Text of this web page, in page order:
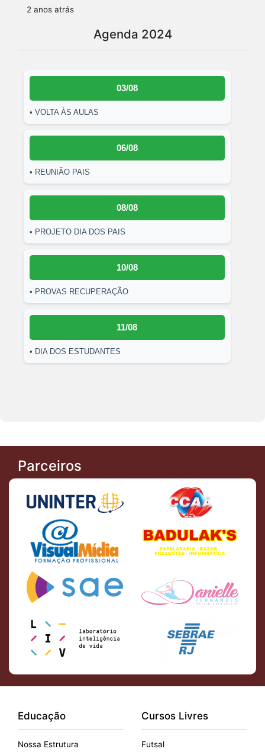
2 anos atrás
Agenda 2024
03/08
• VOLTA ÀS AULAS
06/08
• REUNIÃO PAIS
08/08
• PROJETO DIA DOS PAIS
10/08
• PROVAS RECUPERAÇÃO
11/08
• DIA DOS ESTUDANTES
Parceiros
Educação
Nossa Estrutura
Cursos Livres
Futsal